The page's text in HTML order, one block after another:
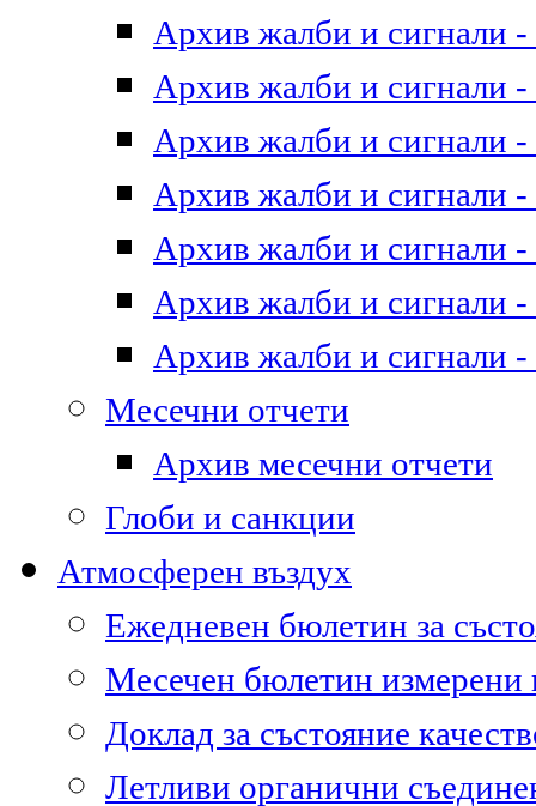
Архив жалби и сигнали -
Архив жалби и сигнали -
Архив жалби и сигнали -
Архив жалби и сигнали -
Архив жалби и сигнали -
Архив жалби и сигнали -
Архив жалби и сигнали -
Месечни отчети
Архив месечни отчети
Глоби и санкции
Атмосферен въздух
Ежедневен бюлетин за
Месечен бюлетин
Доклад за състояние
Летливи органични